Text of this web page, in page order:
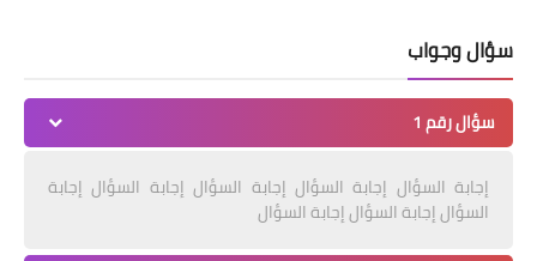
سؤال وجواب
سؤال رقم 1
إجابة السؤال إجابة السؤال إجابة السؤال إجابة السؤال إجابة
السؤال إجابة السؤال إجابة السؤال